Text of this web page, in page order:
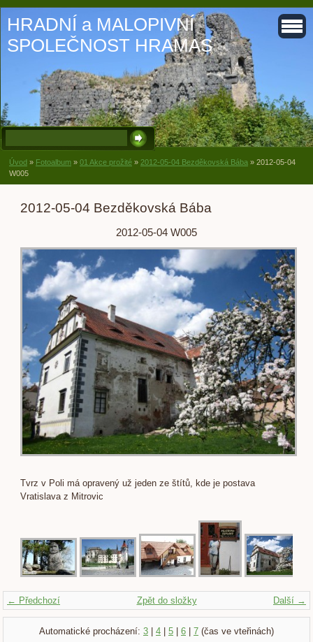
HRADNÍ a MALOPIVNÍ
SPOLEČNOST HRAMAS
Úvod » Fotoalbum » 01 Akce prožité » 2012-05-04 Bezděkovská Bába » 2012-05-04
W005
2012-05-04 Bezděkovská Bába
2012-05-04 W005
Tvrz v Poli má opravený už jeden ze štítů, kde je postava
Vratislava z Mitrovic
← Předchozí Další →
Zpět do složky
Automatické procházení: 3 | 4 | 5 | 6 | 7 (čas ve vteřinách)